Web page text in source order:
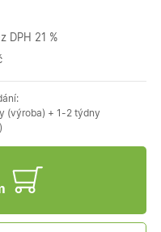
DPH 21 %
(výroba) + 1-2 týdny